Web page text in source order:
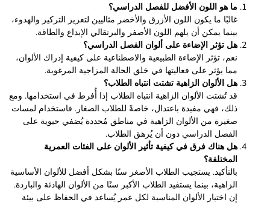
ما هو اللون الأفضل للفصل الدراسي؟
غالبًا ما يكون اللون الأزرق والأخضر مثاليين لتعزيز التركيز والهدوء،
بينما يمكن أن يلهم اللون الأصفر والبرتقالي الإبداع والطاقة.
هل تؤثر الإضاءة على ألوان الفصل الدراسي؟
نعم، تؤثر الإضاءة الطبيعية والاصطناعية على كيفية إدراك الألوان،
مما يؤثر على فعاليتها في خلق الحالة المزاجية المرغوبة.
هل الألوان الزاهية تشتت انتباه الطلاب؟
قد تُشتت الألوان الزاهية انتباه الطلاب إذا أُفرط في استخدامها. ومع
ذلك، فهي مفيدة باعتدال، خاصةً للطلاب الصغار. فاستخدام لمسات
صغيرة من الألوان الزاهية في مناطق مُحددة يُضفي حيوية على
الفصل الدراسي دون أن يُرهق الطلاب.
هل هناك فرق في كيفية تأثير الألوان على الفئات العمرية
المختلفة؟
بالتأكيد. يستجيب الطلاب الأصغر سنًا بشكل أفضل للألوان الأساسية
الزاهية، بينما يستفيد الطلاب الأكبر سنًا من الألوان الهادئة والباردة.
إن اختيار الألوان المناسبة لكل عمر يُساعد في الحفاظ على بيئة